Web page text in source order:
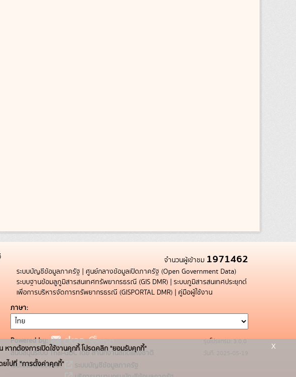
จำนวนผู้เข้าชม 1971462
ระบบบัญชีข้อมูลภาครัฐ | ศูนย์กลางข้อมูลเปิดภาครัฐ (Open Government Data)
ระบบฐานข้อมลูภูมิสารสนเทศทรัพยากรธรณี (GIS DMR) | ระบบภูมิสารสนเทศประยุกต์
เพื่อการบริหารจัดการทรัพยากรธรณี (GISPORTAL DMR) | คู่มือผู้ใช้งาน
ภาษา
Powered by:
สนับสนุนระบบ Thai-GDC โดย สำนักงานสถิติแห่งชาติ
เว็บไซต์ที่เกี่ยวข้อง:
ระบบบัญชีข้อมูลภาครัฐ
รุ่นโปรแกรม: 3.0.0
วันที่: 2025-05-19
หากต้องการเปิดใช้งานคุกกี้ โปรดคลิก "ยอมรับคุกกี้"
ไปที่ "การตั้งค่าคุกกี้"
x